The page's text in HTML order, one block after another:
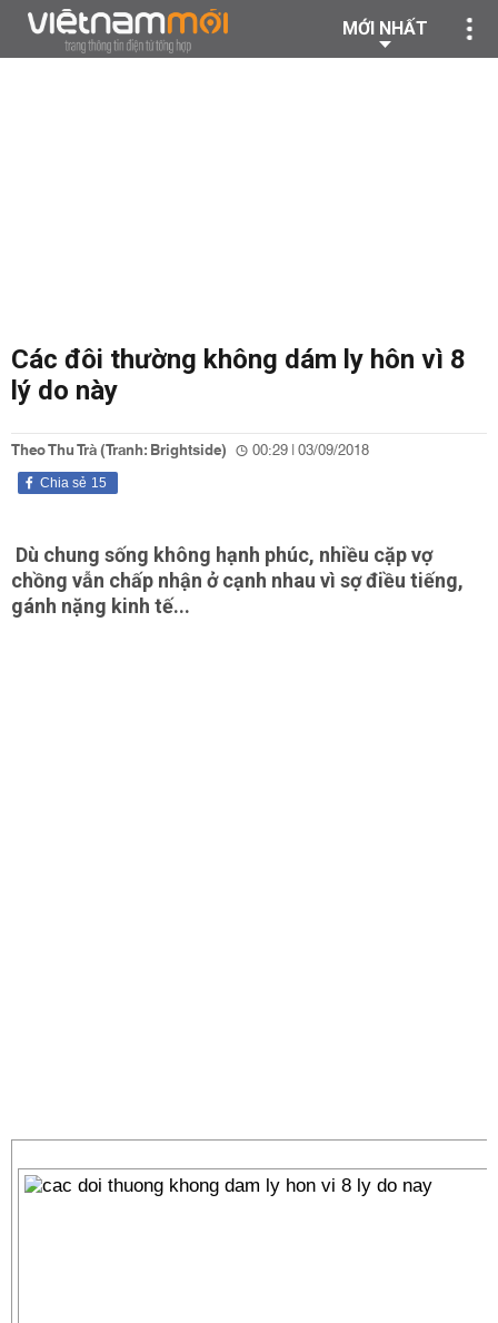
MỚI NHẤT
Các đôi thường không dám ly hôn vì 8
lý do này
Theo Thu Trà (Tranh: Brightside) 00:29 | 03/09/2018
15
Chia sẻ
Dù chung sống không hạnh phúc, nhiều cặp vợ
chồng vẫn chấp nhận ở cạnh nhau vì sợ điều tiếng,
gánh nặng kinh tế...